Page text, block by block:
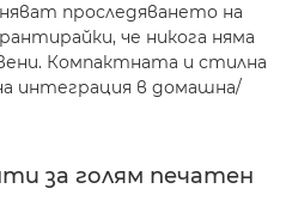
проследяването на
че никога няма
Компактната и стилна
интеграция в домашна/
за голям печатен